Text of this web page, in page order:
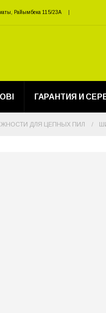
Райымбека 115/23A
ГАРАНТИЯ И
ДЛЯ ЦЕПНЫХ ПИЛ